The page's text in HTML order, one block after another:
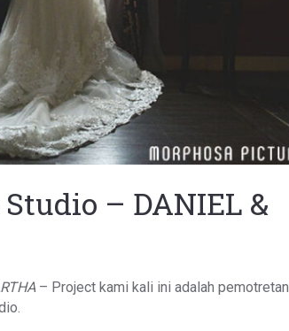
– DANIEL &
– Project kami kali ini adalah pemotretan